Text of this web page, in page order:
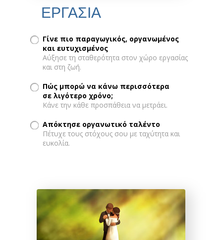
ΕΡΓΑΣΙΑ
Γίνε πιο παραγωγικός, οργανωμένος
και ευτυχισμένος
Αύξησε τη σταθερότητα στον χώρο εργασίας
και στη ζωή.
Πώς μπορώ να κάνω περισσότερα
σε λιγότερο χρόνο;
Κάνε την κάθε προσπάθεια να μετράει.
Απόκτησε οργανωτικό ταλέντο
Πέτυχε τους στόχους σου με ταχύτητα και
ευκολία.